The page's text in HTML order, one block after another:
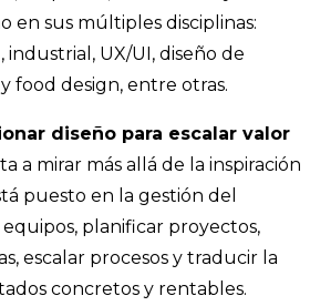
en sus múltiples disciplinas:
industrial, UX/UI, diseño de
food design, entre otras.
diseño para escalar valor
a mirar más allá de la inspiración
puesto en la gestión del
planificar proyectos,
escalar procesos y traducir la
concretos y rentables.